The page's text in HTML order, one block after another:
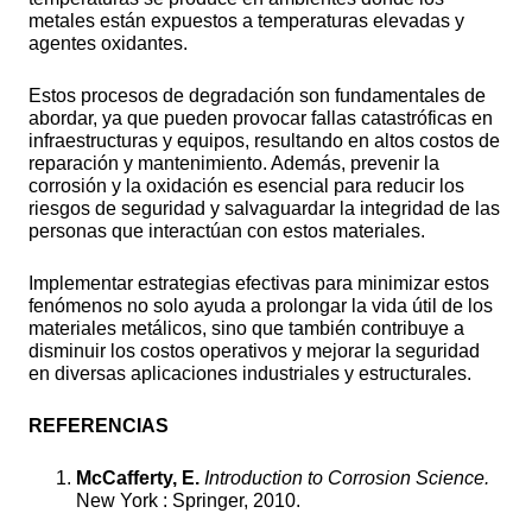
metales están expuestos a temperaturas elevadas y
agentes oxidantes.
Estos procesos de degradación son fundamentales de
abordar, ya que pueden provocar fallas catastróficas en
infraestructuras y equipos, resultando en altos costos de
reparación y mantenimiento. Además, prevenir la
corrosión y la oxidación es esencial para reducir los
riesgos de seguridad y salvaguardar la integridad de las
personas que interactúan con estos materiales.
Implementar estrategias efectivas para minimizar estos
fenómenos no solo ayuda a prolongar la vida útil de los
materiales metálicos, sino que también contribuye a
disminuir los costos operativos y mejorar la seguridad
en diversas aplicaciones industriales y estructurales.
REFERENCIAS
McCafferty, E. Introduction to Corrosion Science.
New York : Springer, 2010.